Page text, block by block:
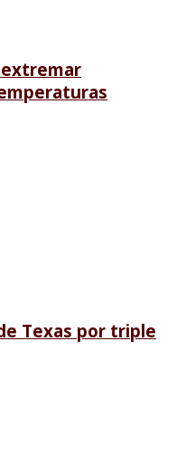
extremar
Texas por triple